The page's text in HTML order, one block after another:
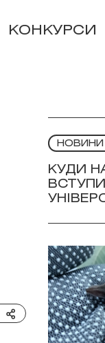
КОНКУРСИ
НОВИНИ
КУДИ